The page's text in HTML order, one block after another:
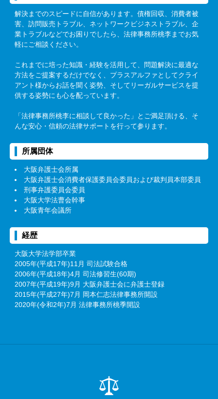
解決までのスピードに自信があります。債権回収、消費者被
害、訪問販売トラブル、ネットワークビジネストラブル、企
業トラブルなどでお困りでしたら、法律事務所桃李までお気
軽にご相談ください。
これまでに培った知識・経験を活用して、問題解決に最適な
方法をご提案するだけでなく、プラスアルファとしてクライ
アント様からお話を聞く姿勢、そしてリーガルサービスを提
供する姿勢にも心を配っています。
「法律事務所桃李に相談して良かった」とご満足頂ける、そ
んな安心・信頼の法律サポートを行って参ります。
所属団体
大阪弁護士会所属
大阪弁護士会消費者保護委員会委員および裁判員本部委員
刑事弁護委員会委員
大阪大学法曹会幹事
大阪青年会議所
経歴
大阪大学法学部卒業
2005年(平成17年)11月 司法試験合格
2006年(平成18年)4月 司法修習生(60期)
2007年(平成19年)9月 大阪弁護士会に弁護士登録
2015年(平成27年)7月 岡本仁志法律事務所開設
2020年(令和2年)7月 法律事務所桃季開設